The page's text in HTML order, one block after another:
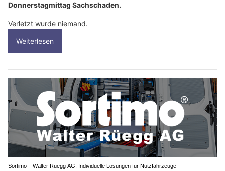
Donnerstagmittag Sachschaden.
Verletzt wurde niemand.
Weiterlesen
Sortimo – Walter Rüegg AG: Individuelle Lösungen für Nutzfahrzeuge